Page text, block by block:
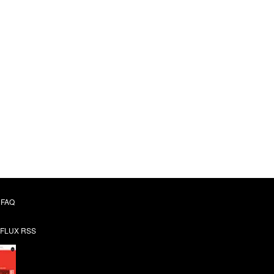
FAQ
FLUX RSS